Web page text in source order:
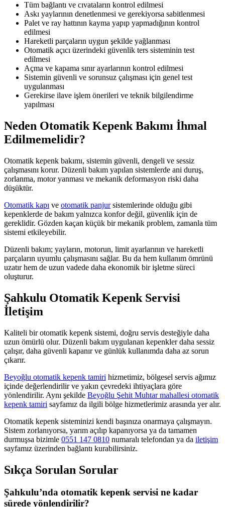
Tüm bağlantı ve cıvataların kontrol edilmesi
Askı yaylarının denetlenmesi ve gerekiyorsa sabitlenmesi
Palet ve ray hattının kayma yapıp yapmadığının kontrol
edilmesi
Hareketli parçaların uygun şekilde yağlanması
Otomatik açıcı üzerindeki güvenlik ters sisteminin test
edilmesi
Açma ve kapama sınır ayarlarının kontrol edilmesi
Sistemin güvenli ve sorunsuz çalışması için genel test
uygulanması
Gerekirse ilave işlem önerileri ve teknik bilgilendirme
yapılması
Neden Otomatik Kepenk Bakımı İhmal
Edilmemelidir?
Otomatik kepenk bakımı, sistemin güvenli, dengeli ve sessiz
çalışmasını korur. Düzenli bakım yapılan sistemlerde ani duruş,
zorlanma, motor yanması ve mekanik deformasyon riski daha
düşüktür.
Otomatik kapı ve otomatik panjursistemlerinde olduğu gibi
kepenklerde de bakım yalnızca konfor değil, güvenlik için de
gereklidir. Gözden kaçan küçük bir mekanik problem, zamanla tüm
sistemi etkileyebilir.
Düzenli bakım; yayların, motorun, limit ayarlarının ve hareketli
parçaların uyumlu çalışmasını sağlar. Bu da hem kullanım ömrünü
uzatır hem de uzun vadede daha ekonomik bir işletme süreci
oluşturur.
Şahkulu Otomatik Kepenk Servisi
İletişim
Kaliteli bir otomatik kepenk sistemi, doğru servis desteğiyle daha
uzun ömürlü olur. Düzenli bakım uygulanan kepenkler daha sessiz
çalışır, daha güvenli kapanır ve günlük kullanımda daha az sorun
çıkarır.
Beyoğlu otomatik kepenk tamiri hizmetimiz, bölgesel servis ağımız
içinde değerlendirilir ve yakın çevredeki ihtiyaçlara göre
yönlendirilir. Aynı şekilde Beyoğlu Şehit Muhtar mahallesi otomatik
kepenk tamiri sayfamız da ilgili bölge hizmetlerimiz arasında yer alır.
Otomatik kepenk sisteminizi kendi başınıza onarmaya çalışmayın.
Sistem zorlanıyorsa, yarım açılıp kapanıyorsa ya da tamamen
durmuşsa bizimle 0551 147 0810 numaralı telefondan ya da iletişim
sayfamız üzerinden bağlantı kurabilirsiniz.
Sıkça Sorulan Sorular
Şahkulu’nda otomatik kepenk servisi ne kadar
sürede yönlendirilir?